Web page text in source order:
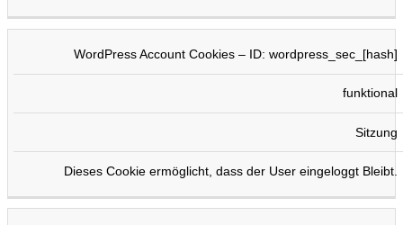
WordPress Account Cookies – ID: wordpress_sec_[hash]
funktional
Sitzung
Dieses Cookie ermöglicht, dass der User eingeloggt Bleibt.